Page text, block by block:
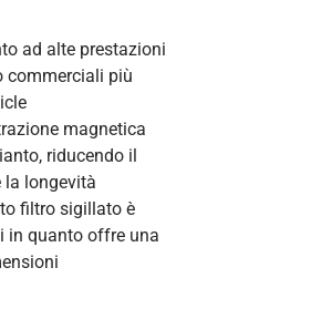
ad alte prestazioni
commerciali più
magnetica
riducendo il
la longevità
filtro sigillato è
in quanto offre una